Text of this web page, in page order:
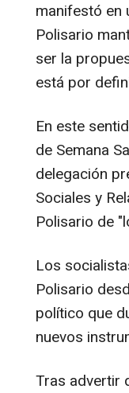
manifestó en
Polisario
ser la
está por
En este
de Semana
delegación
Sociales y
Polisario de
Los
Polisario
político que
nuevos
Tras advertir